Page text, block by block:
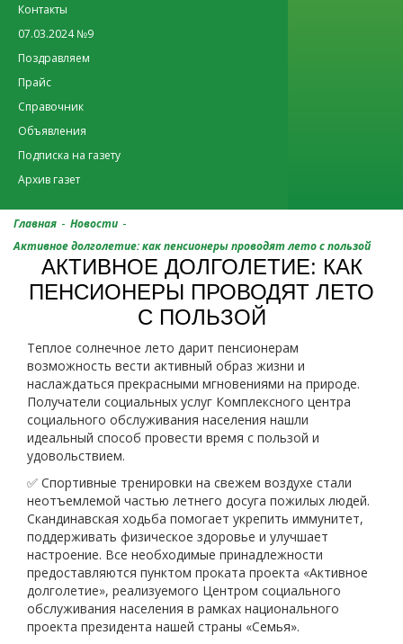
Контакты
07.03.2024 №9
Поздравляем
Прайс
Справочник
Объявления
Подписка на газету
Архив газет
Главная - Новости -
Активное долголетие: как пенсионеры проводят лето с пользой
АКТИВНОЕ ДОЛГОЛЕТИЕ: КАК
ПЕНСИОНЕРЫ ПРОВОДЯТ ЛЕТО
С ПОЛЬЗОЙ
Теплое солнечное лето дарит пенсионерам
возможность вести активный образ жизни и
наслаждаться прекрасными мгновениями на природе.
Получатели социальных услуг Комплексного центра
социального обслуживания населения нашли
идеальный способ провести время с пользой и
удовольствием.
✅ Спортивные тренировки на свежем воздухе стали
неотъемлемой частью летнего досуга пожилых людей.
Скандинавская ходьба помогает укрепить иммунитет,
поддерживать физическое здоровье и улучшает
настроение. Все необходимые принадлежности
предоставляются пунктом проката проекта «Активное
долголетие», реализуемого Центром социального
обслуживания населения в рамках национального
проекта президента нашей страны «Семья».